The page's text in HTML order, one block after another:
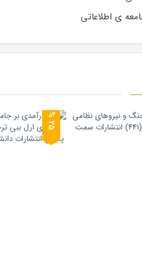
ی اطلاعاتی
2
5
%